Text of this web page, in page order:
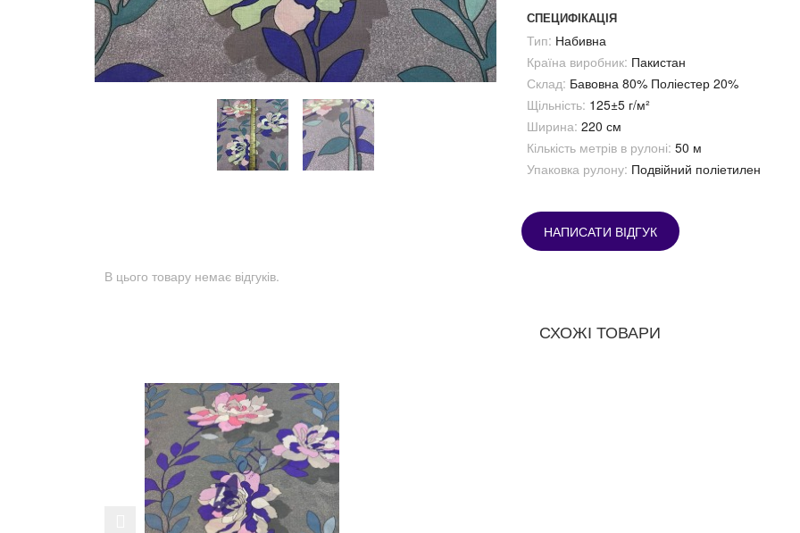
СПЕЦИФІКАЦІЯ
Тип: Набивна
Країна виробник: Пакистан
Склад: Бавовна 80% Поліестер 20%
Щільність: 125±5 г/м²
Ширина: 220 см
Кількість метрів в рулоні: 50 м
Упаковка рулону: Подвійний поліетилен
НАПИСАТИ ВІДГУК
В цього товару немає відгуків.
СХОЖІ ТОВАРИ
Previous